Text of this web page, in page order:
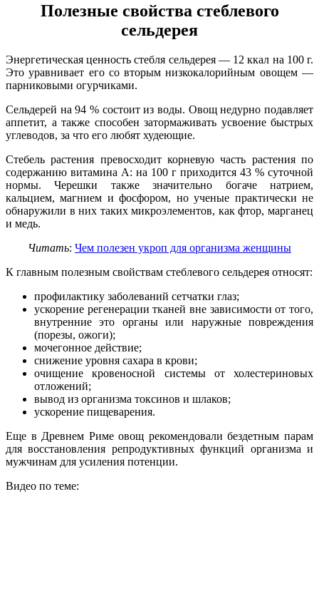
Полезные свойства стеблевого
сельдерея
Энергетическая ценность стебля сельдерея — 12 ккал на 100 г.
Это уравнивает его со вторым низкокалорийным овощем —
парниковыми огурчиками.
Сельдерей на 94 % состоит из воды. Овощ недурно подавляет
аппетит, а также способен затормаживать усвоение быстрых
углеводов, за что его любят худеющие.
Стебель растения превосходит корневую часть растения по
содержанию витамина А: на 100 г приходится 43 % суточной
нормы. Черешки также значительно богаче натрием,
кальцием, магнием и фосфором, но ученые практически не
обнаружили в них таких микроэлементов, как фтор, марганец
и медь.
Читать: Чем полезен укроп для организма женщины
К главным полезным свойствам стеблевого сельдерея относят:
профилактику заболеваний сетчатки глаз;
ускорение регенерации тканей вне зависимости от того,
внутренние это органы или наружные повреждения
(порезы, ожоги);
мочегонное действие;
снижение уровня сахара в крови;
очищение кровеносной системы от холестериновых
отложений;
вывод из организма токсинов и шлаков;
ускорение пищеварения.
Еще в Древнем Риме овощ рекомендовали бездетным парам
для восстановления репродуктивных функций организма и
мужчинам для усиления потенции.
Видео по теме: